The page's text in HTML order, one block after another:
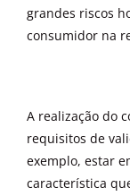
grandes riscos
consumidor na
A realização do
requisitos de
exemplo, estar
característica